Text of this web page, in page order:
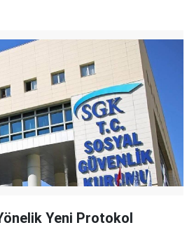
Yeni Protokol